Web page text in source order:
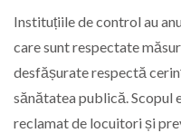
Instituțiile de control au
care sunt respectate
desfășurate respectă
sănătatea publică. Scopul
reclamat de locuitori și